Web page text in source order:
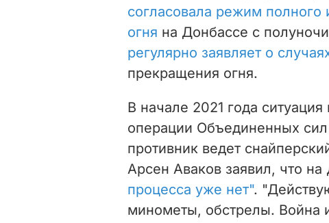
согласовала режим
огня на Донбассе с
регулярно заявляет о
прекращения огня.
В начале 2021 года
операции Объединенных
противник ведет
Арсен Аваков заявил, что на
процесса уже нет".
минометы, обстрелы. Война